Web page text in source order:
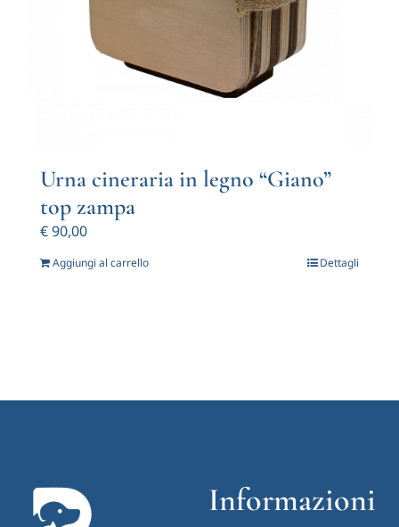
Urna cineraria in legno “Giano”
top zampa
€90,00
Aggiungi al carrello Dettagli
Informazioni